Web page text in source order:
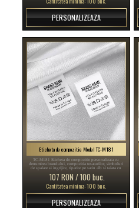
PERSONALIZEAZA
Eticheta de compozitie Model TC-M181
TC-M181 Eticheta de compozitie personalizata cu
denumirea brandului, compozitia tesaturilor, simboluri
de spalare si ingrijire, tiparite pe satin alb si taiata cu
107 RON / 100 buc.
Cantitatea minima: 100 buc.
PERSONALIZEAZA